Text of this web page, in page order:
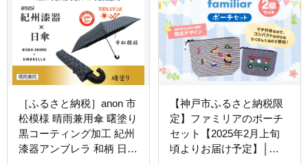
［ふるさと納税］anon 市
松模様 晴雨兼用傘 曙塗り
黒コーティング加工 紀州
漆器アンブレラ 和柄 日傘
【神戸市ふるさと納税限
定】ファミリアのポーチ
セット【2025年2月上旬
頃よりお届け予定】│